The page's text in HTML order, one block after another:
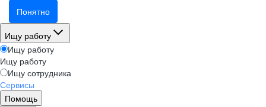
Понятно
Ищу работу
Ищу работу
Ищу работу
Ищу сотрудника
Сервисы
Помощь